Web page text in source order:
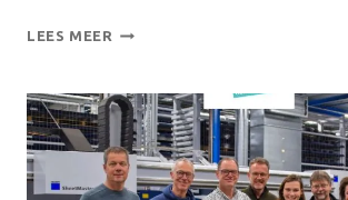
LEES MEER LOOP
MEE
MET
EEN
AD-
STUDENT